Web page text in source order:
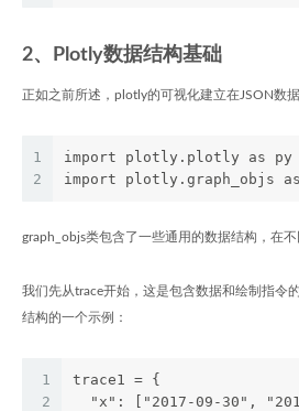
2、Plotly数据结构基础
正如之前所述，plotly的可视化建立在JSON数据
1
2
import plotly.plotly as py
import plotly.graph_objs
graph_objs类包含了一些通用的数据结构，在
我们先从trace开始，这是包含数据和绘制指令
结构的一个示例：
1
2
trace1 = {
"x": ["2017-09-30",